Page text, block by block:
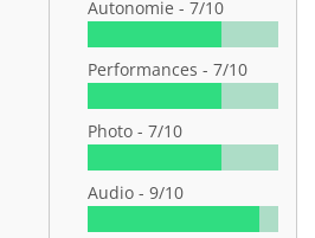
Autonomie - 7/10
Performances - 7/10
Photo - 7/10
Audio - 9/10